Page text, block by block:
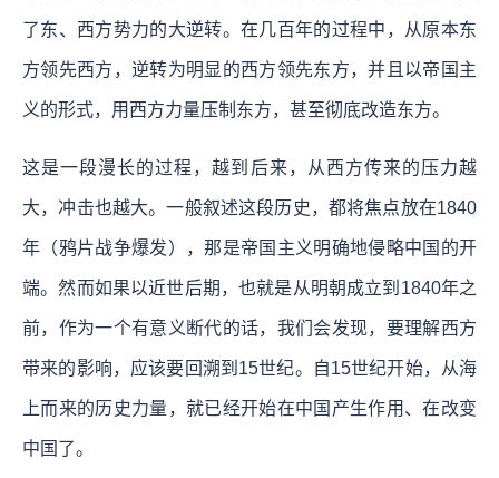
了东、西方势力的大逆转。在几百年的过程中，从原本东
方领先西方，逆转为明显的西方领先东方，并且以帝国主
义的形式，用西方力量压制东方，甚至彻底改造东方。
这是一段漫长的过程，越到后来，从西方传来的压力越
大，冲击也越大。一般叙述这段历史，都将焦点放在1840
年（鸦片战争爆发），那是帝国主义明确地侵略中国的开
端。然而如果以近世后期，也就是从明朝成立到1840年之
前，作为一个有意义断代的话，我们会发现， 要理解西方
带来的影响，应该要回溯到15世纪。自15世纪开始，从海
上而来的历史力量，就已经开始在中国产生作用、在改变
中国了。